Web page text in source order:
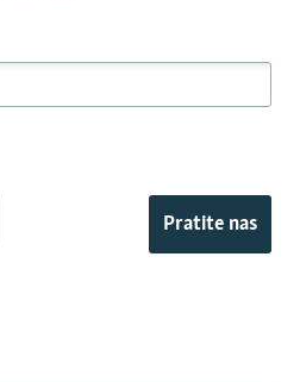
Pratite nas